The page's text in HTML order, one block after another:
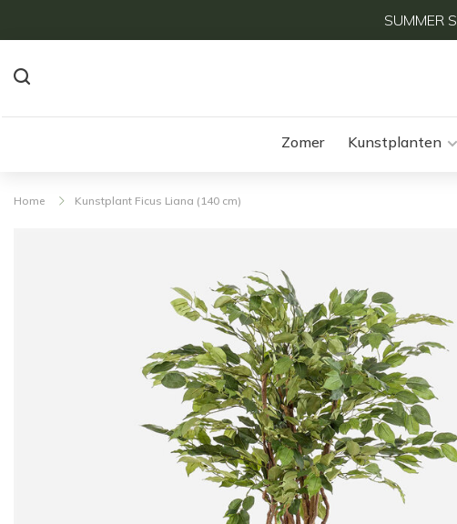
SUMMER
Zomer Kunstplanten
Home Kunstplant Ficus Liana (140 cm)